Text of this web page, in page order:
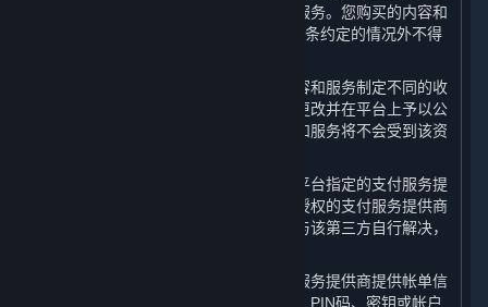
付该费用，则您无法使用相应的内容和服务。您购买的内容和
服务一经付费即视为购买完成，除第3.G条约定的情况外不得
完美世界有权决定并可能会对不同的内容和服务制定不同的收
费方式和资费标准，并有权随时调整或更改并在平台上予以公
布，您在资费发生变动之前购买的内容和服务将不会受到该资
您在平台上购买内容和服务时，应通过平台指定的支付服务提
供商进行充值或付款。任何因通过未经授权的支付服务提供商
进行的充值或消费而导致的纠纷应由您与该第三方自行解决，
请您注意，当您向完美世界指定的支付服务提供商提供帐单信
息时，即意味着您是与该支付相关的卡、PIN码、密钥或帐户